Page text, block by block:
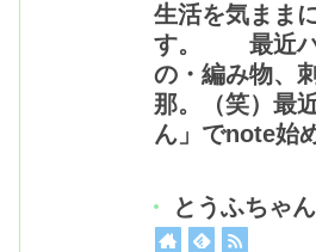
生活を気まま
す。 最近ハ
の・編み物、
那。（笑）最
ん」でnote始
とうふちゃ